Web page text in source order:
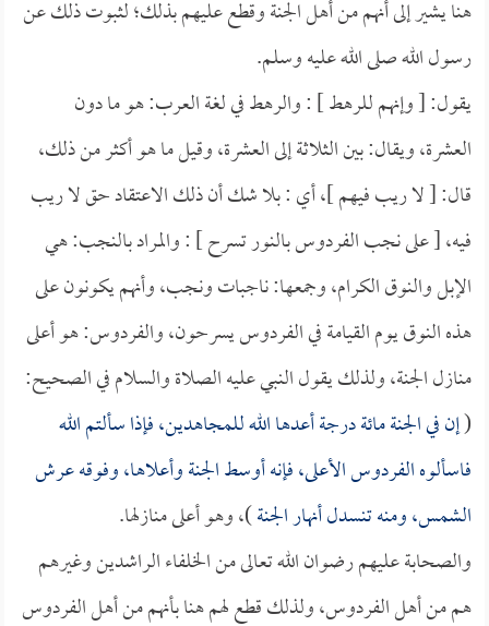
هنا يشير إلى أنهم من أهل الجنة وقطع عليهم بذلك؛ لثبوت ذلك عن
رسول الله صلى الله عليه وسلم.
يقول: [ وإنهم للرهط ] : والرهط في لغة العرب: هو ما دون
العشرة، ويقال: بين الثلاثة إلى العشرة، وقيل ما هو أكثر من ذلك،
قال: [ لا ريب فيهم ]، أي : بلا شك أن ذلك الاعتقاد حق لا ريب
فيه، [ على نجب الفردوس بالنور تسرح ] : والمراد بالنجب: هي
الإبل والنوق الكرام، وجمعها: ناجبات ونجب، وأنهم يكونون على
هذه النوق يوم القيامة في الفردوس يسرحون، والفردوس: هو أعلى
منازل الجنة، ولذلك يقول النبي عليه الصلاة والسلام في الصحيح:
(إن في الجنة مائة درجة أعدها الله للمجاهدين، فإذا سألتم الله
فاسألوه الفردوس الأعلى، فإنه أوسط الجنة وأعلاها، وفوقه عرش
الشمس، ومنه تنسدل أنهار الجنة)، وهو أعلى منازلها.
والصحابة عليهم رضوان الله تعالى من الخلفاء الراشدين وغيرهم
هم من أهل الفردوس، ولذلك قطع لهم هنا بأنهم من أهل الفردوس